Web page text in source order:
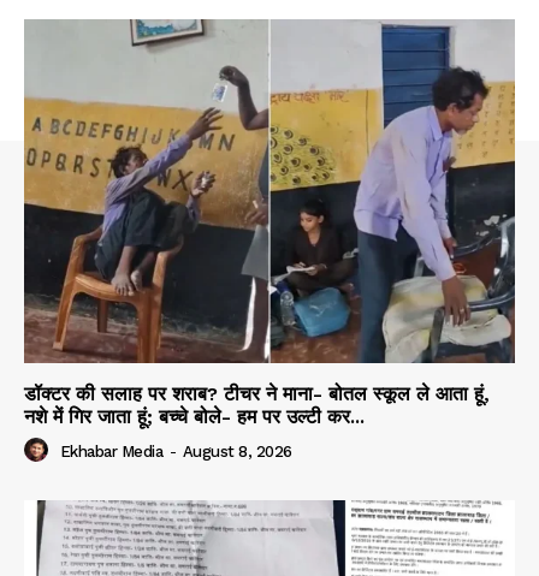
डॉक्टर की सलाह पर शराब? टीचर ने माना- बोतल स्कूल ले आता हूं,
नशे में गिर जाता हूं; बच्चे बोले- हम पर उल्टी कर...
Ekhabar Media - August 8, 2026